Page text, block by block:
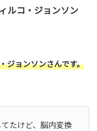
ルコ・ジョンソン
ジョンソンさんです。
たけど、脳内変換